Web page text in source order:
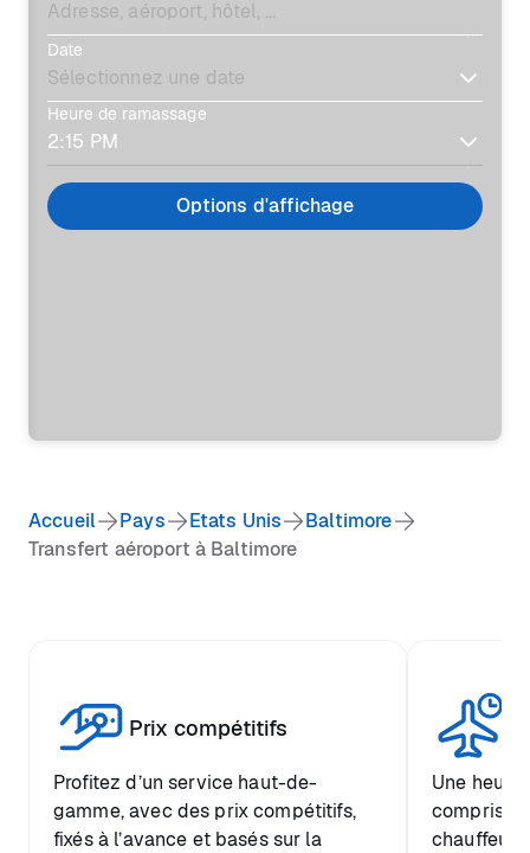
Date
Heure de ramassage
Options d'affichage
Accueil Pays Etats Unis
Baltimore
Transfert aéroport à Baltimore
Prix compétitifs
Profitez d’un service haut-de-
gamme, avec des prix compétitifs,
fixés à l’avance et basés sur la
Une heure
comprise
chauffeur.